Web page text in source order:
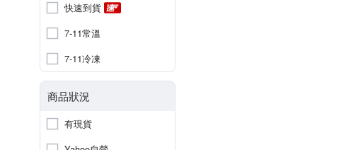
快速到貨
7-11常溫
7-11冷凍
商品狀況
有現貨